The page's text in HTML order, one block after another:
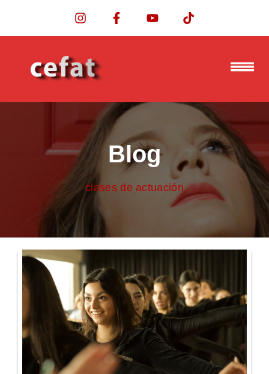
Blog
clases de actuación